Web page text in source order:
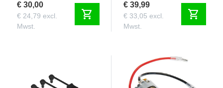
€ 30,00
€ 24,79 excl.
Mwst.
shopping_cart
€ 39,99
€ 33,05 excl.
Mwst.
shopping_cart